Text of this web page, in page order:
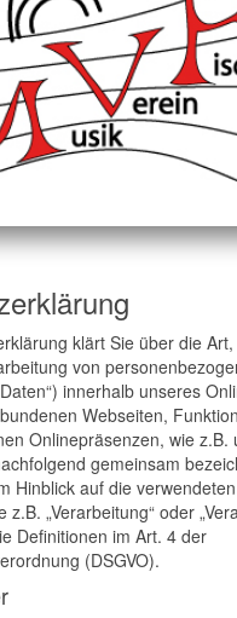
klärt Sie über die
von
innerhalb unseres
Webseiten,
Onlinepräsenzen, wie z.B.
gemeinsam
Hinblick auf die verwendeten
z.B. „Verarbeitung“ oder
Definitionen im Art. 4 der
(DSGVO).